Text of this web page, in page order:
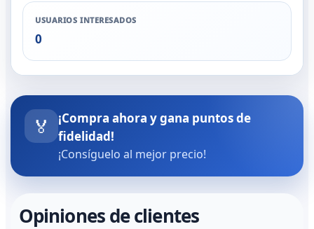
USUARIOS INTERESADOS
0
🏅
¡Compra ahora y gana puntos de
fidelidad!
¡Consíguelo al mejor precio!
Opiniones de clientes